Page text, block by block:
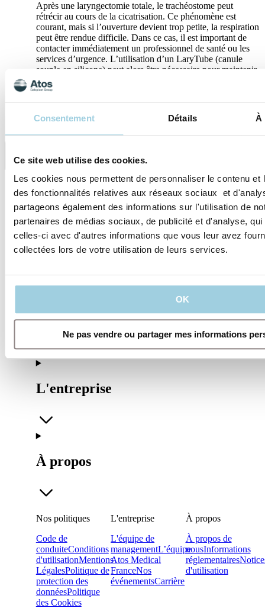
Consentement Détails À
Ce site web utilise des cookies.
Les cookies nous permettent de personnaliser le contenu et
des fonctionnalités relatives aux réseaux sociaux et
partageons également des informations sur l'utilisation de
partenaires de médias sociaux, de publicité et d'analyse,
celles-ci avec d'autres informations que vous leur avez
collectées lors de votre utilisation de leurs services.
OK
Ne pas vendre ou partager mes informations
Après une laryngectomie totale, le trachéostome peut
rétrécir au cours de la cicatrisation. Ce phénomène est
courant, mais si l’ouverture devient trop petite, la respiration
peut être rendue difficile. Dans ce cas, il est important de
contacter immédiatement un professionnel de santé ou les
services d’urgence. L’utilisation d’un LaryTube (canule
souple en silicone) peut alors être nécessaire pour maintenir
l’ouverture du trachéostome. Comme les adhésifs, il permet
aussi de fixer un filtre ECH.
Spécifications
Partager Sauvegarder dans mon contenu
Nos politiques
L'entreprise
À propos
Nos politiques
Code de
conduiteConditions
d'utilisationMentions
LégalesPolitique de
protection des
donnéesPolitique
des Cookies
L'entreprise
L'équipe de
managementL’équipe
Atos Medical
FranceNos
événementsCarrière
À propos
À propos de
nousInformations
réglementaires
d'utilisation